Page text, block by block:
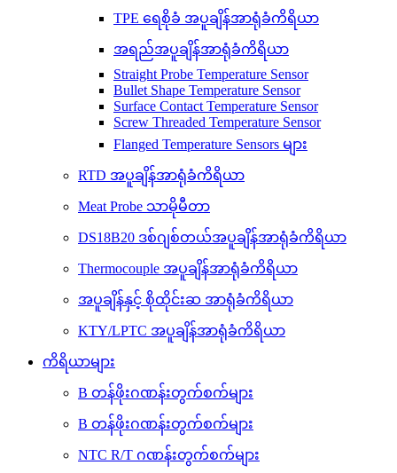
TPE ရေစိုခံ အပူချိန်အာရုံခံကိရိယာ
အရည်အပူချိန်အာရုံခံကိရိယာ
Straight Probe Temperature Sensor
Bullet Shape Temperature Sensor
Surface Contact Temperature Sensor
Screw Threaded Temperature Sensor
Flanged Temperature Sensors များ
RTD အပူချိန်အာရုံခံကိရိယာ
Meat Probe သာမိုမီတာ
DS18B20 ဒစ်ဂျစ်တယ်အပူချိန်အာရုံခံကိရိယာ
Thermocouple အပူချိန်အာရုံခံကိရိယာ
အပူချိန်နှင့် စိုထိုင်းဆ အာရုံခံကိရိယာ
KTY/LPTC အပူချိန်အာရုံခံကိရိယာ
ကိရိယာများ
B တန်ဖိုးဂဏန်းတွက်စက်များ
B တန်ဖိုးဂဏန်းတွက်စက်များ
NTC R/T ဂဏန်းတွက်စက်များ